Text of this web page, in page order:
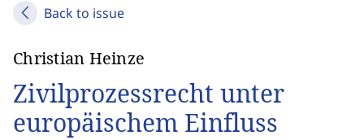
Back to issue
Christian Heinze
Zivilprozessrecht unter
europäischem Einfluss